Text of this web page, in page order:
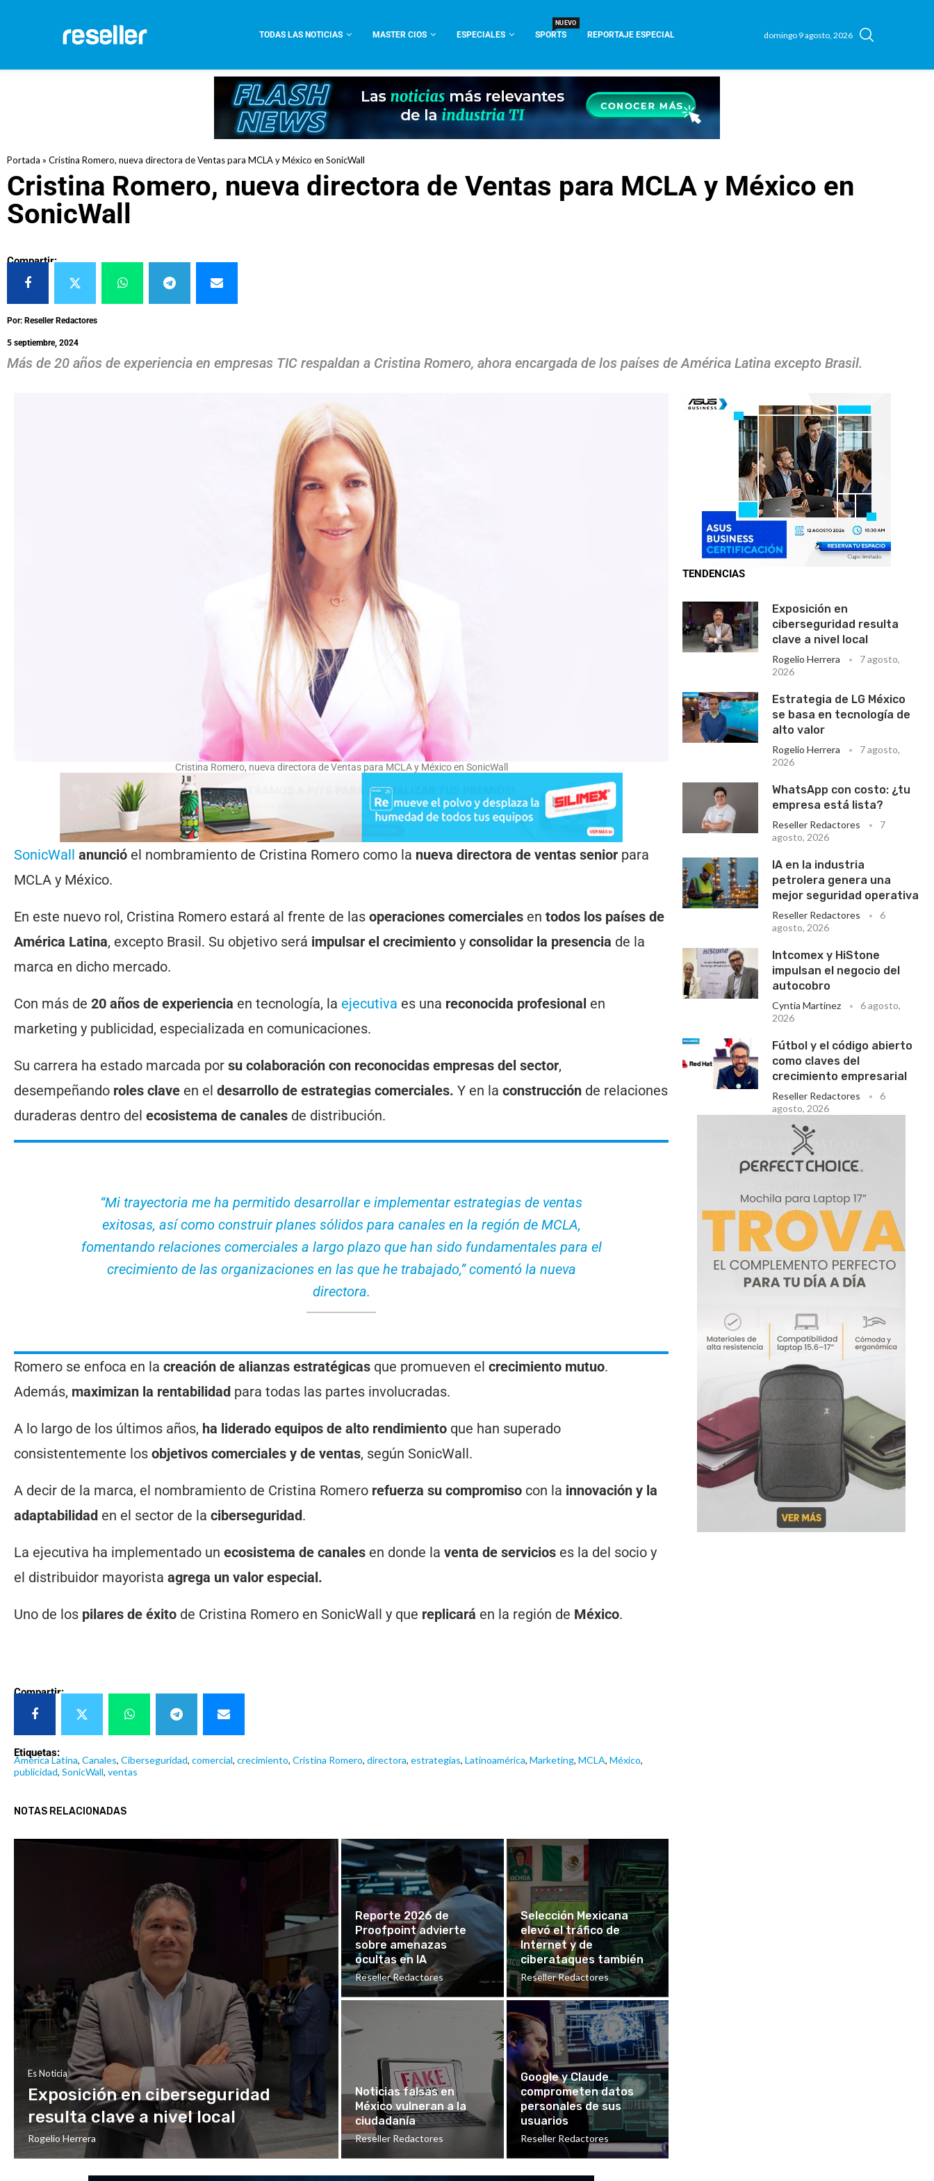
TODAS LAS NOTICIAS MASTER CIOS ESPECIALES SPORTS
NUEVO
REPORTAJE ESPECIAL domingo 9 agosto, 2026
Portada » Cristina Romero, nueva directora de Ventas para MCLA y México en SonicWall
Cristina Romero, nueva directora de Ventas para MCLA y México en
SonicWall
Compartir:
Por: Reseller Redactores
5 septiembre, 2024
Más de 20 años de experiencia en empresas TIC respaldan a Cristina Romero, ahora encargada de los países de América Latina excepto Brasil.
Cristina Romero, nueva directora de Ventas para MCLA y México en SonicWall
SonicWall anunció el nombramiento de Cristina Romero como la nueva directora de ventas senior para
MCLA y México.
En este nuevo rol, Cristina Romero estará al frente de las operaciones comerciales en todos los países de
América Latina, excepto Brasil. Su objetivo será impulsar el crecimiento y consolidar la presencia de la
marca en dicho mercado.
Con más de 20 años de experiencia en tecnología, la ejecutiva es una reconocida profesional en
marketing y publicidad, especializada en comunicaciones.
Su carrera ha estado marcada por su colaboración con reconocidas empresas del sector,
desempeñando roles clave en el desarrollo de estrategias comerciales. Y en la construcción de relaciones
duraderas dentro del ecosistema de canales de distribución.
“Mi trayectoria me ha permitido desarrollar e implementar estrategias de ventas
exitosas, así como construir planes sólidos para canales en la región de MCLA,
fomentando relaciones comerciales a largo plazo que han sido fundamentales para el
crecimiento de las organizaciones en las que he trabajado,” comentó la nueva
directora.
Romero se enfoca en la creación de alianzas estratégicas que promueven el crecimiento mutuo.
Además, maximizan la rentabilidad para todas las partes involucradas.
A lo largo de los últimos años, ha liderado equipos de alto rendimiento que han superado
consistentemente los objetivos comerciales y de ventas, según SonicWall.
A decir de la marca, el nombramiento de Cristina Romero refuerza su compromiso con la innovación y la
adaptabilidad en el sector de la ciberseguridad.
La ejecutiva ha implementado un ecosistema de canales en donde la venta de servicios es la del socio y
el distribuidor mayorista agrega un valor especial.
Uno de los pilares de éxito de Cristina Romero en SonicWall y que replicará en la región de México.
Compartir:
Etiquetas:
América Latina, Canales, Ciberseguridad, comercial, crecimiento, Cristina Romero, directora, estrategias, Latinoamérica, Marketing, MCLA, México,
publicidad, SonicWall, ventas
TENDENCIAS
Exposición en
ciberseguridad resulta
clave a nivel local
Rogelio Herrera
7 agosto,
2026
Estrategia de LG México
se basa en tecnología de
alto valor
Rogelio Herrera
7 agosto,
2026
WhatsApp con costo: ¿tu
empresa está lista?
Reseller Redactores
7
agosto, 2026
IA en la industria
petrolera genera una
mejor seguridad operativa
Reseller Redactores
6
agosto, 2026
Intcomex y HiStone
impulsan el negocio del
autocobro
Cyntia Martinez
6 agosto,
2026
Fútbol y el código abierto
como claves del
crecimiento empresarial
Reseller Redactores
6
agosto, 2026
NOTAS RELACIONADAS
Es Noticia
Exposición en ciberseguridad
resulta clave a nivel local
Rogelio Herrera
Reporte 2026 de
Proofpoint advierte
sobre amenazas
ocultas en IA
Reseller Redactores
Selección Mexicana
elevó el tráfico de
Internet y de
ciberataques también
Reseller Redactores
Noticias falsas en
México vulneran a la
ciudadanía
Reseller Redactores
Google y Claude
comprometen datos
personales de sus
usuarios
Reseller Redactores